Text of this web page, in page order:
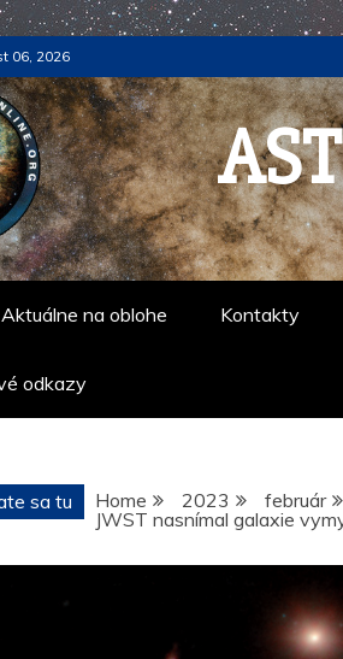
06, 2026
Aktuálne na oblohe Kontakty
odkazy
sa tu Home 2023
február
JWST nasnímal galaxie